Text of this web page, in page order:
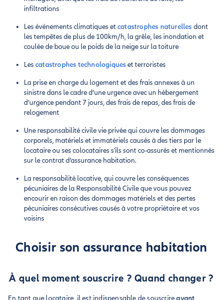
infiltrations
Les événements climatiques etcatastrophes naturelles dont
les tempêtes de plus de 100km/h, la grêle, les inondation et
coulée de boue ou le poids de la neige sur la toiture
Lescatastrophes technologiqueset terroristes
La prise en charge du logement et des frais annexes à un
sinistre dans le cadre d’une urgence avec un hébergement
d’urgence pendant 7 jours, des frais de repas, des frais de
relogement
Une responsabilité civile vie privée qui couvre les dommages
corporels, matériels et immatériels causés à des tiers par le
locataire ou ses colocataires s'ils sont co-assurés et mentionnés
sur le contrat d’assurance habitation.
La responsabilité locative, qui couvre les conséquences
pécuniaires de la Responsabilité Civile que vous pouvez
encourir en raison des dommages matériels et des pertes
pécuniaires consécutives causés à votre propriétaire et vos
voisins
Choisir son assurance habitation
À quel moment souscrire ? Quand changer ?